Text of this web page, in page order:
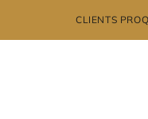
CLIENTS PRO